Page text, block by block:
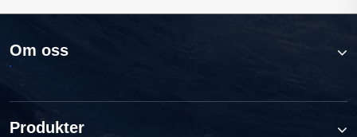
Om oss
Produkter